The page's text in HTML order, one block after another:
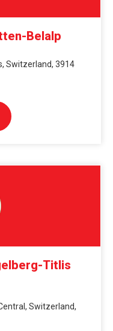
Belalp
Switzerland, 3914
Titlis
Switzerland,